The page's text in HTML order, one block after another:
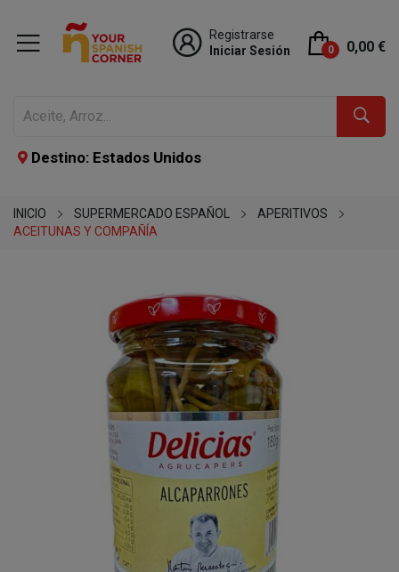
Registrarse
Iniciar Sesión
0 0,00 €
Destino: Estados Unidos
INICIO SUPERMERCADO ESPAÑOL
APERITIVOS
ACEITUNAS Y COMPAÑÍA